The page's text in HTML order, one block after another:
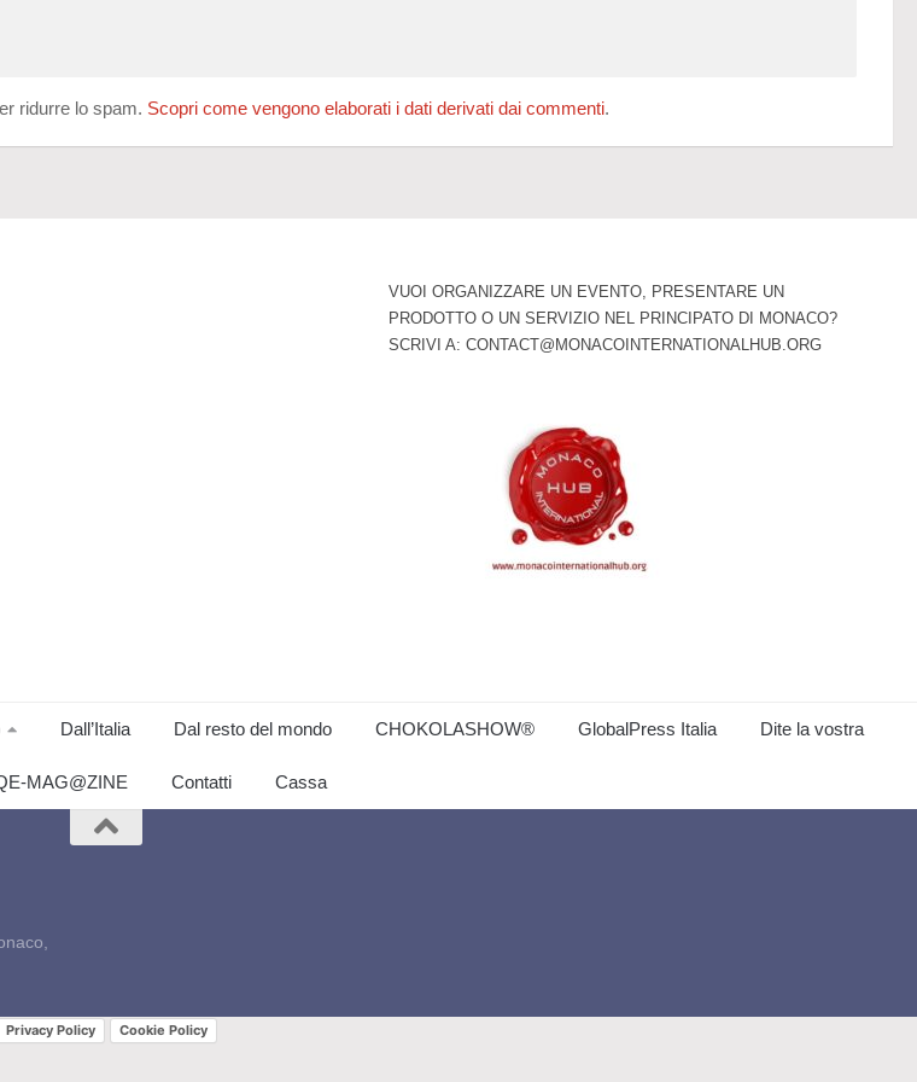
ridurre lo spam. Scopri come vengono elaborati i dati derivati dai commenti.
VUOI ORGANIZZARE UN EVENTO, PRESENTARE UN
PRODOTTO O UN SERVIZIO NEL PRINCIPATO DI MONACO?
SCRIVI A: CONTACT@MONACOINTERNATIONALHUB.ORG
Dall’Italia Dal resto del mondo CHOKOLASHOW® GlobalPress Italia Dite la vostra
MAG@ZINE Contatti Cassa
Privacy Policy Cookie Policy